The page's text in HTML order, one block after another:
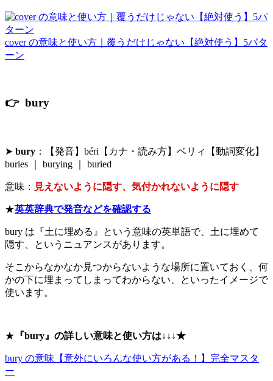
cover の意味と使い方｜覆うだけじゃない【絶対使う】5パタ
ーン
👉 bury
➤ bury ：【発音】béri【カナ・読み方】ベリィ【動詞変化】
buries ｜ burying ｜ buried
意味： 見えないように隠す、気付かれないように隠す
★英英辞典で発音などを確認する
bury は『土に埋める』という意味の英単語で、土に埋めて
隠す、というニュアンスがあります。
そこからなかなか見つからないような場所に置いておく、何
かの下に埋まってしまってわからない、といったイメージで
使います。
★ 『bury』の詳しい意味と使い方は↓↓↓★
bury の意味【意外にいろんな使い方がある！】完全マスタ
ー